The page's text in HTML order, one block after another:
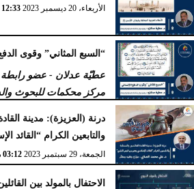
الأربعاء، 20 ديسمبر 2023 12:33 مـ
“السبع المثاني” وقوى
عطيّة عدلان - عضو رابطة
مركز محكمات للبحوث
الجمعة، 29 سبتمبر 2023
درنة (العزيزة): مدينة
والتابعين الكرام “القائد
الجمعة، 29 سبتمبر 2023 03:12 مـ
الاحتفال بالمولد بين